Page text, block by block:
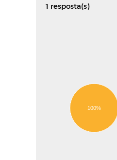
1 resposta(s)
100%